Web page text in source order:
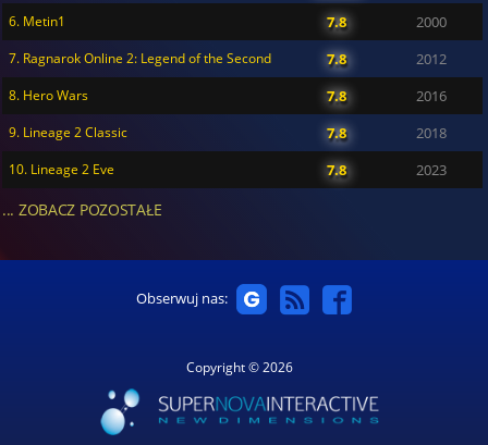
6. Metin1 7.8 2000
7. Ragnarok Online 2: Legend of the Second 7.8 2012
8. Hero Wars 7.8 2016
9. Lineage 2 Classic 7.8 2018
10. Lineage 2 Eve 7.8 2023
... ZOBACZ POZOSTAŁE
Obserwuj nas:
Copyright © 2026